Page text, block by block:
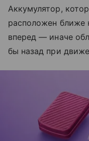
Аккумулятор,
расположен ближе
вперед — иначе
бы назад при